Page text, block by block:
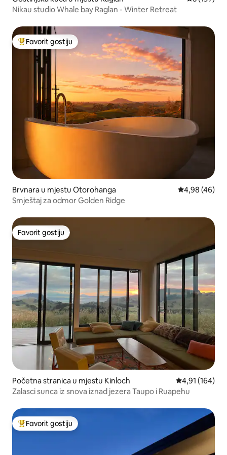
Nikau studio Whale bay Raglan - Winter Retreat
Glavni favorit gostiju
Favorit gostiju
Brvnara u mjestu Otorohanga prosječna
4,98 (46)
Smještaj za odmor Golden Ridge
Favorit gostiju
Favorit gostiju
Početna stranica u mjestu Kinloch prosječna
4,91 (164)
Zalasci sunca iz snova iznad jezera Taupo i Ruapehu
Glavni favorit gostiju
Favorit gostiju